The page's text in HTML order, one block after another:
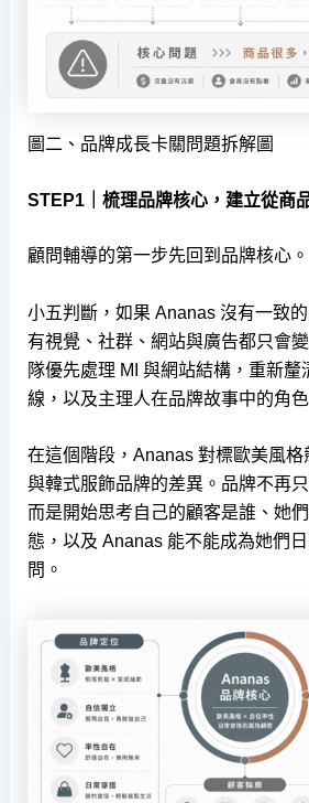
圖二、品牌成長卡關問題拆解圖
STEP1｜梳理品牌核心，建立從商
顧問輔導的第一步先回到品牌核心。
小五判斷，如果 Ananas 沒有一致
有視覺、社群、網站與廣告都只會
隊優先處理 MI 與網站結構，重新
線，以及主理人在品牌故事中的角色
在這個階段，Ananas 對標歐美風
與韓式服飾品牌的差異。品牌不再
而是開始思考自己的顧客是誰、她
態，以及 Ananas 能不能成為她們
問。